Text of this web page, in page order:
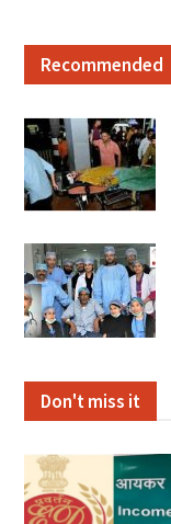
Recommended
Don't miss it